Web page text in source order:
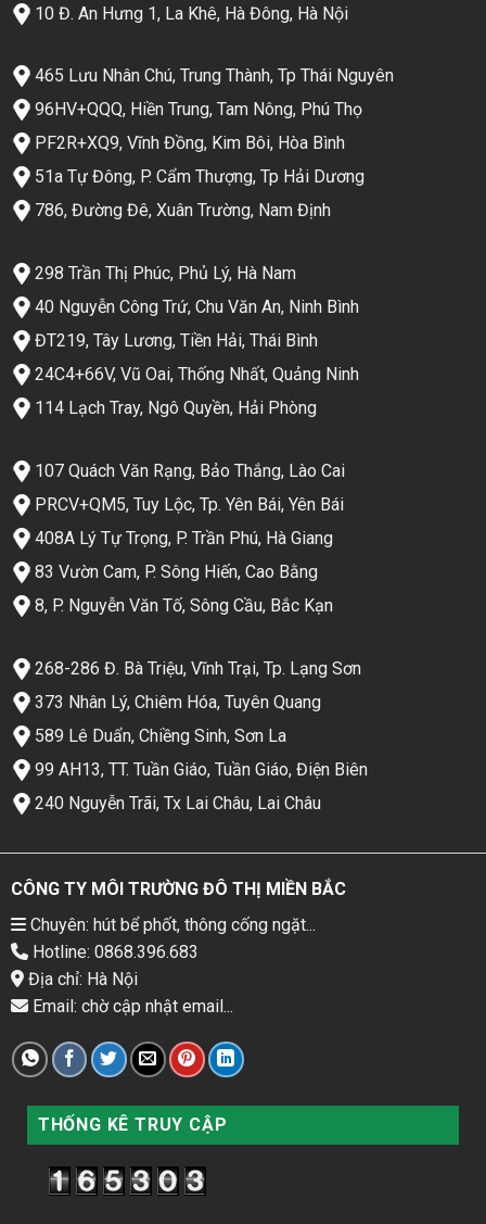
10 Đ. An Hưng 1, La Khê, Hà Đông, Hà Nội
465 Lưu Nhân Chú, Trung Thành, Tp Thái Nguyên
96HV+QQQ, Hiền Trung, Tam Nông, Phú Thọ
PF2R+XQ9, Vĩnh Đồng, Kim Bôi, Hòa Bình
51a Tự Đông, P. Cẩm Thượng, Tp Hải Dương
786, Đường Đê, Xuân Trường, Nam Định
298 Trần Thị Phúc, Phủ Lý, Hà Nam
40 Nguyễn Công Trứ, Chu Văn An, Ninh Bình
ĐT219, Tây Lương, Tiền Hải, Thái Bình
24C4+66V, Vũ Oai, Thống Nhất, Quảng Ninh
114 Lạch Tray, Ngô Quyền, Hải Phòng
107 Quách Văn Rạng, Bảo Thắng, Lào Cai
PRCV+QM5, Tuy Lộc, Tp. Yên Bái, Yên Bái
408A Lý Tự Trọng, P. Trần Phú, Hà Giang
83 Vườn Cam, P. Sông Hiến, Cao Bằng
8, P. Nguyễn Văn Tố, Sông Cầu, Bắc Kạn
268-286 Đ. Bà Triệu, Vĩnh Trại, Tp. Lạng Sơn
373 Nhân Lý, Chiêm Hóa, Tuyên Quang
589 Lê Duẩn, Chiềng Sinh, Sơn La
99 AH13, TT. Tuần Giáo, Tuần Giáo, Điện Biên
240 Nguyễn Trãi, Tx Lai Châu, Lai Châu
CÔNG TY MÔI TRƯỜNG ĐÔ THỊ MIỀN BẮC
Chuyên: hút bể phốt, thông cống ngặt...
Hotline: 0868.396.683
Địa chỉ: Hà Nội
Email: chờ cập nhật email...
THỐNG KÊ TRUY CẬP